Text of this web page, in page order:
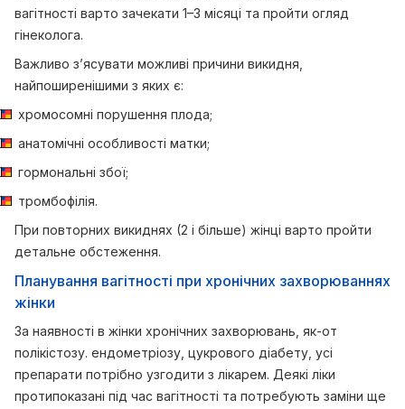
вагітності варто зачекати 1–3 місяці та пройти огляд
гінеколога.
Важливо з’ясувати можливі причини викидня,
найпоширенішими з яких є:
хромосомні порушення плода;
анатомічні особливості матки;
гормональні збої;
тромбофілія.
При повторних викиднях (2 і більше) жінці варто пройти
детальне обстеження.
Планування вагітності при хронічних захворюваннях
жінки
За наявності в жінки хронічних захворювань, як-от
полікістозу. ендометріозу, цукрового діабету, усі
препарати потрібно узгодити з лікарем. Деякі ліки
протипоказані під час вагітності та потребують заміни ще